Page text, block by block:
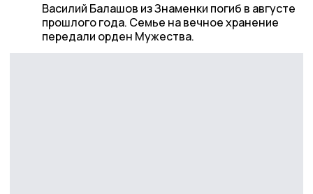
Василий Балашов из Знаменки погиб в августе
прошлого года. Семье на вечное хранение
передали орден Мужества.